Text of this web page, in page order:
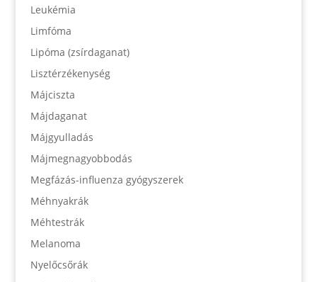
Leukémia
Limfóma
Lipóma (zsírdaganat)
Lisztérzékenység
Májciszta
Májdaganat
Májgyulladás
Májmegnagyobbodás
Megfázás-influenza gyógyszerek
Méhnyakrák
Méhtestrák
Melanoma
Nyelőcsőrák